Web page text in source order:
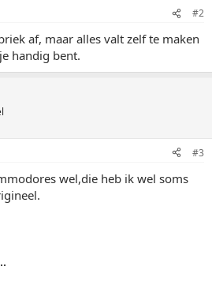
#2
af, maar alles valt zelf te maken
handig bent.
#3
wel,die heb ik wel soms